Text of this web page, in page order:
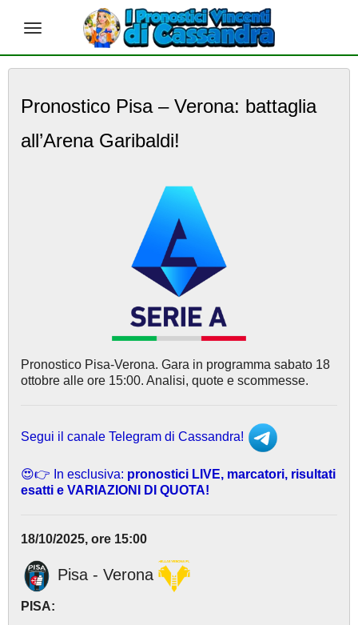
Pronostico Pisa – Verona: battaglia
all’Arena Garibaldi!
Pronostico Pisa-Verona. Gara in programma sabato 18
ottobre alle ore 15:00. Analisi, quote e scommesse.
Segui il canale Telegram di Cassandra!
😍👉 In esclusiva: pronostici LIVE, marcatori, risultati
esatti e VARIAZIONI DI QUOTA!
18/10/2025, ore 15:00
Pisa - Verona
PISA: